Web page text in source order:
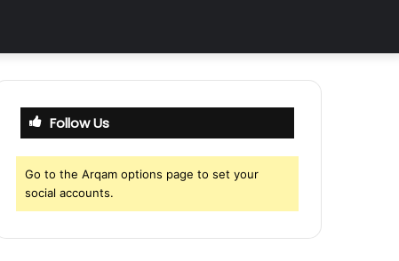
Follow Us
Go to the Arqam options page to set your
social accounts.